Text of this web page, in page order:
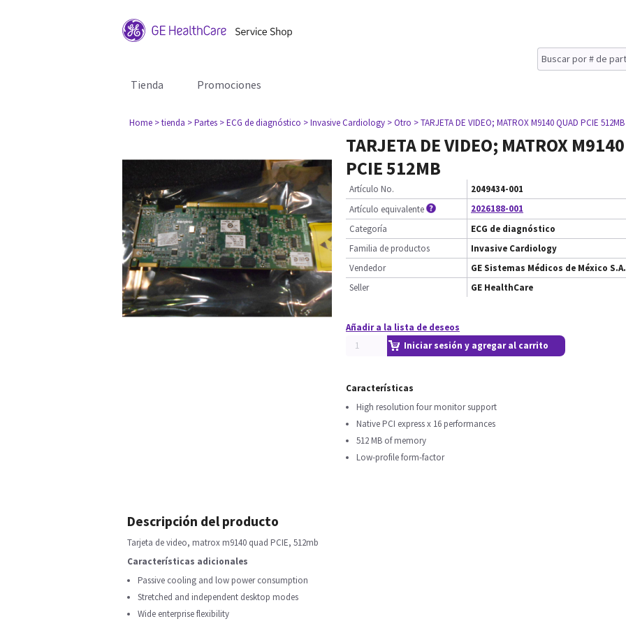
Tienda Promociones
Home > tienda > Partes > ECG de diagnóstico > Invasive Cardiology > Otro > TARJETA DE VIDEO; MATROX M9140 QUAD PCIE 512MB
TARJETA DE VIDEO; MATROX
PCIE 512MB
Artículo No.
2049434-001
Artículo equivalente
2026188-001
Categoría
ECG de diagnóstico
Familia de productos
Invasive Cardiology
Vendedor
GE Sistemas Médicos de México S.A.
Seller
GE HealthCare
Añadir a la lista de deseos
Iniciar sesión y agregar al carrito
Características
High resolution four monitor support
Native PCI express x 16 performances
512 MB of memory
Low-profile form-factor
Descripción del producto
Tarjeta de video, matrox m9140 quad PCIE, 512mb
Características adicionales
Passive cooling and low power consumption
Stretched and independent desktop modes
Wide enterprise flexibility